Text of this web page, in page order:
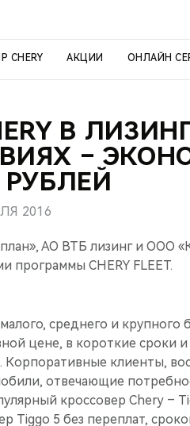
CHERY АКЦИИ ОНЛАЙН
В
–
РУБЛЕЙ
2016
АО ВТБ лизинг и ООО
программы CHERY FLEET.
среднего и крупного
цене, в короткие сроки и
Корпоративные клиенты,
отвечающие
кроссовер Chery –
Tiggo 5 без переплат,